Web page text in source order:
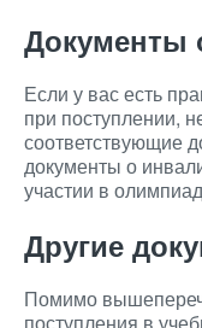
Документы
Если у вас есть
при поступлении,
соответствующие
документы о
участии в
Другие
Помимо